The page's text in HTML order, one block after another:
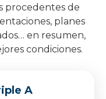
procedentes de
planes
en resumen,
condiciones.
A